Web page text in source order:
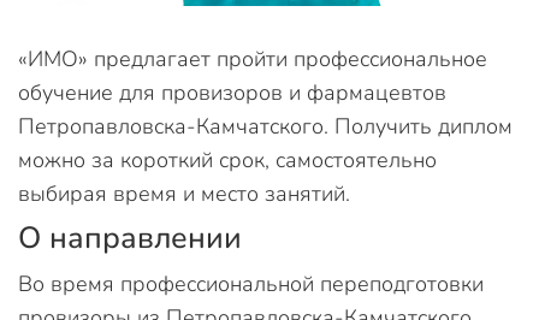
«ИМО» предлагает пройти профессиональное
обучение для провизоров и фармацевтов
Петропавловска-Камчатского. Получить диплом
можно за короткий срок, самостоятельно
выбирая время и место занятий.
О направлении
Во время профессиональной переподготовки